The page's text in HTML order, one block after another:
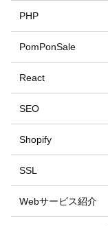
PHP
PomPonSale
React
SEO
Shopify
SSL
Webサービス紹介